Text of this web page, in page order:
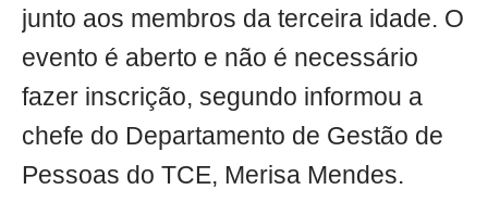
junto aos membros da terceira idade. O
evento é aberto e não é necessário
fazer inscrição, segundo informou a
chefe do Departamento de Gestão de
Pessoas do TCE, Merisa Mendes.